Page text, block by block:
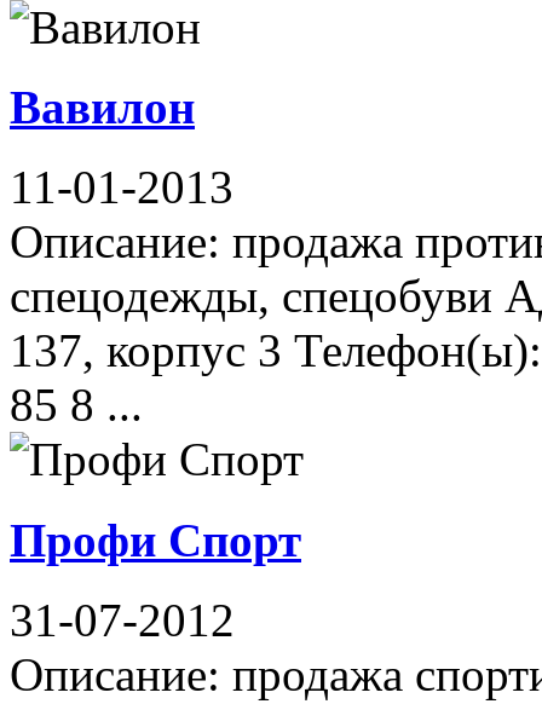
Вавилон
11-01-2013
Описание: продажа
спецодежды, спецобуви
137, корпус 3
85 8 ...
Профи Спорт
31-07-2012
Описание: продажа